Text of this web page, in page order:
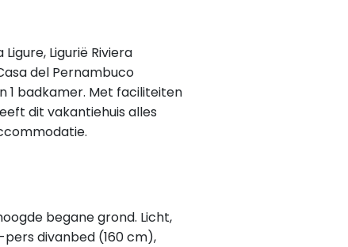
Ligurië Riviera
del Pernambuco
1 badkamer. Met faciliteiten
dit vakantiehuis alles
begane grond. Licht,
divanbed (160 cm),